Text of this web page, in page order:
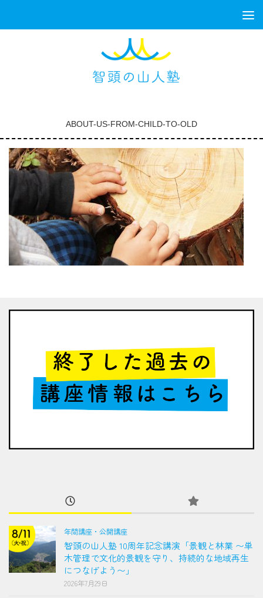
ABOUT-US-FROM-CHILD-TO-OLD
年間講座・公開講座
智頭の山人塾 10周年記念講演「景観と林業 〜単
木管理で文化的景観を守り、持続的な地域再生
につなげよう〜」
2026年7月29日